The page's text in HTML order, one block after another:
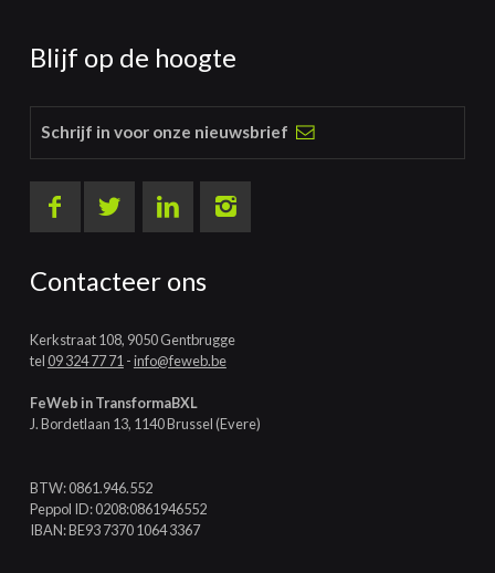
Blijf op de hoogte
Schrijf in voor onze nieuwsbrief
Contacteer ons
Kerkstraat 108, 9050 Gentbrugge
tel09 324 77 71 -info@feweb.be
FeWeb in TransformaBXL
J. Bordetlaan 13, 1140 Brussel (Evere)
BTW: 0861.946.552
Peppol ID: 0208:0861946552
IBAN: BE93 7370 1064 3367